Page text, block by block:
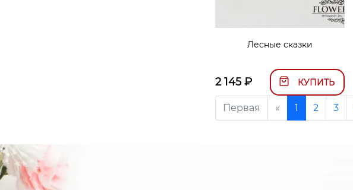
Лесные сказки
2 145₽ КУПИТЬ
Первая « 1 2 3